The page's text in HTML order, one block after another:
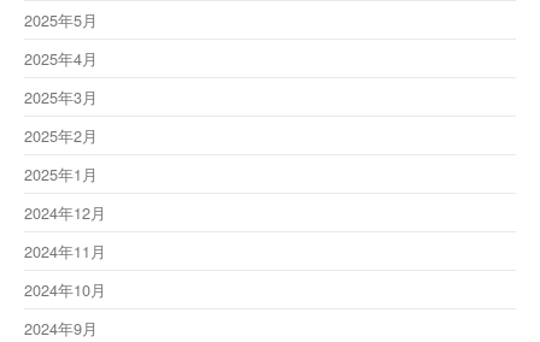
2025年5月
2025年4月
2025年3月
2025年2月
2025年1月
2024年12月
2024年11月
2024年10月
2024年9月